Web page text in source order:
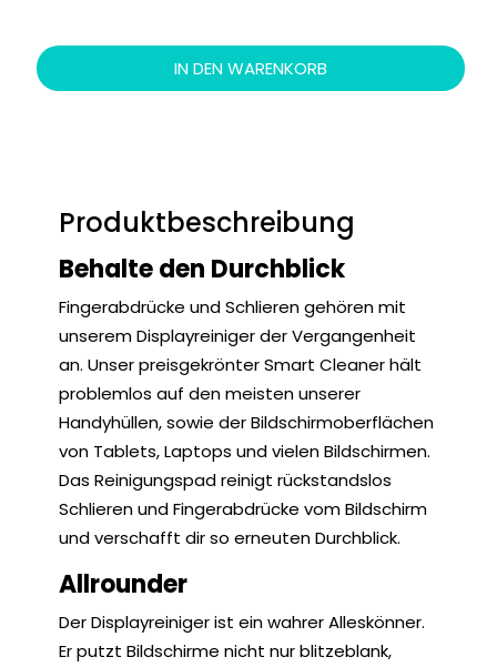
IN DEN WARENKORB
Produktbeschreibung
Behalte den Durchblick
Fingerabdrücke und Schlieren gehören mit
unserem Displayreiniger der Vergangenheit
an. Unser preisgekrönter Smart Cleaner hält
problemlos auf den meisten unserer
Handyhüllen, sowie der Bildschirmoberflächen
von Tablets, Laptops und vielen Bildschirmen.
Das Reinigungspad reinigt rückstandslos
Schlieren und Fingerabdrücke vom Bildschirm
und verschafft dir so erneuten Durchblick.
Allrounder
Der Displayreiniger ist ein wahrer Alleskönner.
Er putzt Bildschirme nicht nur blitzeblank,